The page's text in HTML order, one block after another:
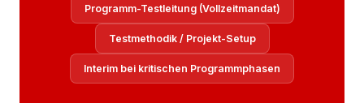
Programm-Testleitung (Vollzeitmandat)
Testmethodik / Projekt-Setup
Interim bei kritischen Programmphasen